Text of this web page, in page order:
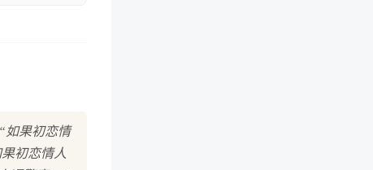
如果初恋情
初恋情人